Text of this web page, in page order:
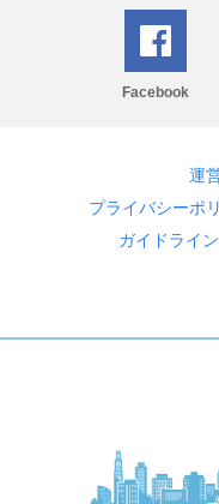
Facebook
運
プライバシーポ
ガイドライン